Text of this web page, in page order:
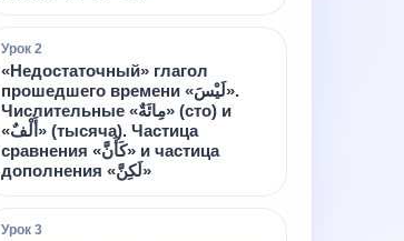
Урок 2
«Недостаточный» глагол
прошедшего времени «لَيْسَ».
Числительные «مِائَةٌ» (сто) и
«أَلْفٌ» (тысяча). Частица
сравнения «كَأَنَّ» и частица
дополнения «لَكِنَّ»
Урок 3